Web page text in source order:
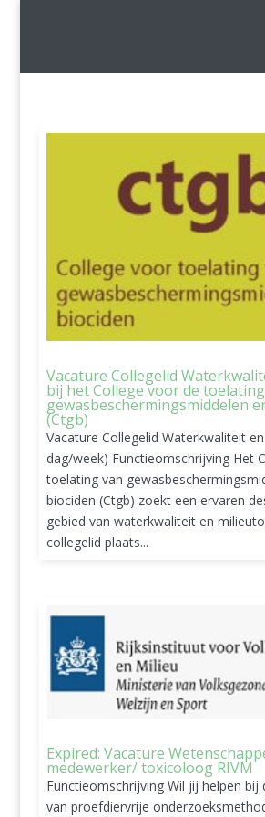
Vacature Collegelid
bij het College voor de
gewasbeschermingsmiddelen
(Ctgb)
Vacature Collegelid Waterkwaliteit
dag/week) Functieomschrijving Het
toelating van
biociden (Ctgb) zoekt een ervaren
gebied van waterkwaliteit en
collegelid plaats...
Expired: Vacature
medewerker/ toxicoloog RIVM
Functieomschrijving Wil jij helpen bij
van proefdiervrije